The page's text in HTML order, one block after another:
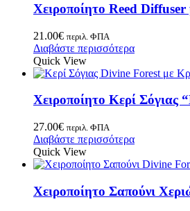
Χειροποίητο Reed
21.00€ περιλ. ΦΠΑ
Διαβάστε περισσότερα
Quick View
Χειροποίητο Κερί Σόγιας
27.00€ περιλ. ΦΠΑ
Διαβάστε περισσότερα
Quick View
Χειροποίητο Σαπούνι